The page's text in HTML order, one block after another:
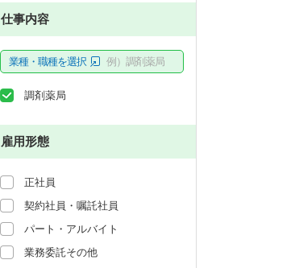
仕事内容
業種・職種を選択 例）調剤薬局
調剤薬局
雇用形態
正社員
契約社員・嘱託社員
パート・アルバイト
業務委託その他